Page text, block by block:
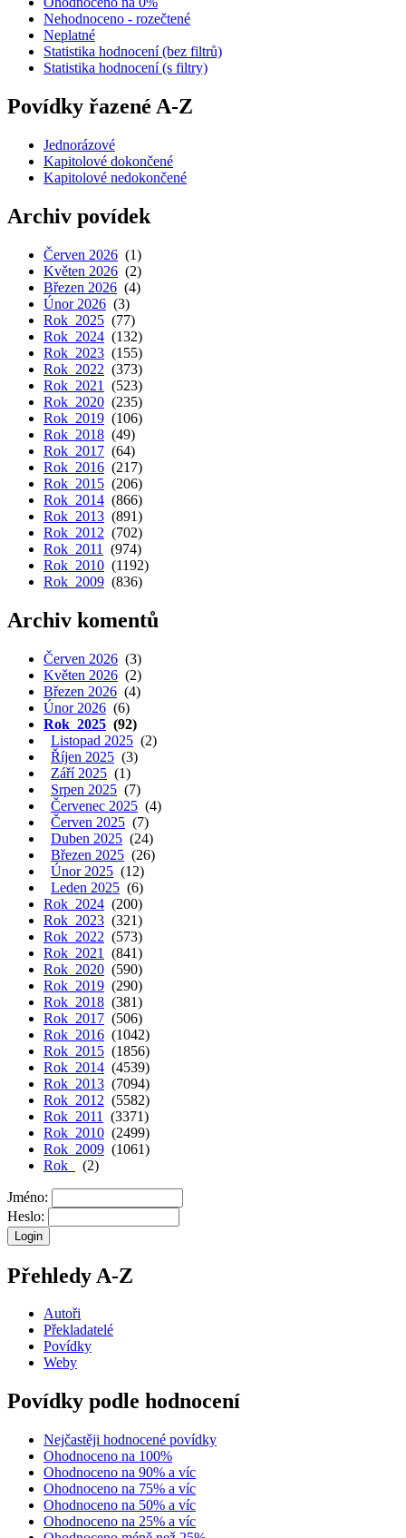
Nehodnoceno - rozečtené
Neplatné
Statistika hodnocení (bez filtrů)
Statistika hodnocení (s filtry)
Povídky řazené A-Z
Jednorázové
Kapitolové dokončené
Kapitolové nedokončené
Archiv povídek
Červen 2026 (1)
Květen 2026 (2)
Březen 2026 (4)
Únor 2026 (3)
Rok 2025 (77)
Rok 2024 (132)
Rok 2023 (155)
Rok 2022 (373)
Rok 2021
(523)
Rok 2020 (235)
Rok 2019 (106)
Rok 2018 (49)
Rok 2017 (64)
Rok 2016 (217)
Rok 2015 (206)
Rok 2014 (866)
Rok 2013 (891)
Rok 2012 (702)
Rok 2011
(974)
Rok 2010 (1192)
Rok 2009 (836)
Archiv komentů
Červen 2026 (3)
Květen 2026 (2)
Březen 2026 (4)
Únor 2026 (6)
Rok 2025 (92)
Listopad 2025 (2)
Říjen 2025 (3)
Září 2025 (1)
Srpen 2025 (7)
Červenec 2025 (4)
Červen 2025 (7)
Duben 2025 (24)
Březen 2025 (26)
Únor 2025 (12)
Leden 2025 (6)
Rok 2024 (200)
Rok 2023 (321)
Rok 2022 (573)
Rok 2021
(841)
Rok 2020 (590)
Rok 2019 (290)
Rok 2018 (381)
Rok 2017 (506)
Rok 2016 (1042)
Rok 2015 (1856)
Rok 2014 (4539)
Rok 2013 (7094)
Rok 2012 (5582)
Rok 2011
(3371)
Rok 2010 (2499)
Rok 2009 (1061)
Rok
(2)
Jméno:
Heslo:
Přehledy A-Z
Autoři
Překladatelé
Povídky
Weby
Povídky podle hodnocení
Nejčastěji hodnocené povídky
Ohodnoceno na 100%
Ohodnoceno na 90% a víc
Ohodnoceno na 75% a víc
Ohodnoceno na 50% a víc
Ohodnoceno na 25% a víc